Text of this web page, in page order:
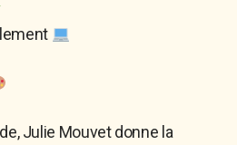
Julie Mouvetdonne la